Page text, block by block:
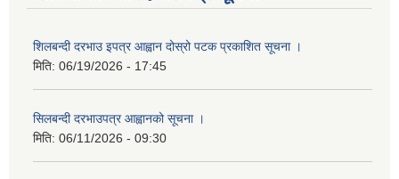
शिलबन्दी दरभाउ इपत्र आह्वान दोस्रो पटक प्रकाशित सूचना ।
मिति: 06/19/2026 - 17:45
सिलबन्दी दरभाउपत्र आह्वानको सूचना ।
मिति: 06/11/2026 - 09:30